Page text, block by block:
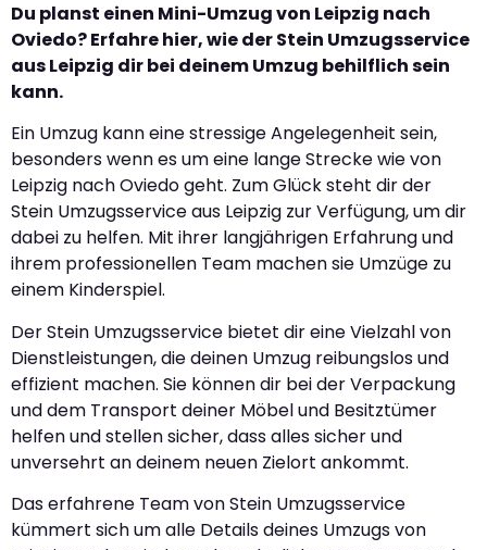
Du planst einen Mini-Umzug von Leipzig nach
Oviedo? Erfahre hier, wie der Stein Umzugsservice
aus Leipzig dir bei deinem Umzug behilflich sein
kann.
Ein Umzug kann eine stressige Angelegenheit sein,
besonders wenn es um eine lange Strecke wie von
Leipzig nach Oviedo geht. Zum Glück steht dir der
Stein Umzugsservice aus Leipzig zur Verfügung, um dir
dabei zu helfen. Mit ihrer langjährigen Erfahrung und
ihrem professionellen Team machen sie Umzüge zu
einem Kinderspiel.
Der Stein Umzugsservice bietet dir eine Vielzahl von
Dienstleistungen, die deinen Umzug reibungslos und
effizient machen. Sie können dir bei der Verpackung
und dem Transport deiner Möbel und Besitztümer
helfen und stellen sicher, dass alles sicher und
unversehrt an deinem neuen Zielort ankommt.
Das erfahrene Team von Stein Umzugsservice
kümmert sich um alle Details deines Umzugs von